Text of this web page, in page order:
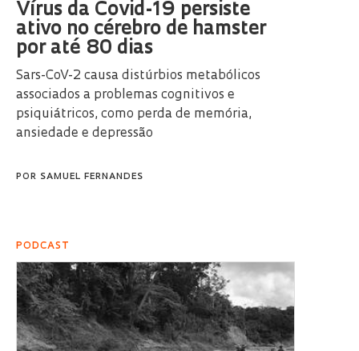
Vírus da Covid-19 persiste
ativo no cérebro de hamster
por até 80 dias
Sars-CoV-2 causa distúrbios metabólicos
associados a problemas cognitivos e
psiquiátricos, como perda de memória,
ansiedade e depressão
POR SAMUEL FERNANDES
PODCAST